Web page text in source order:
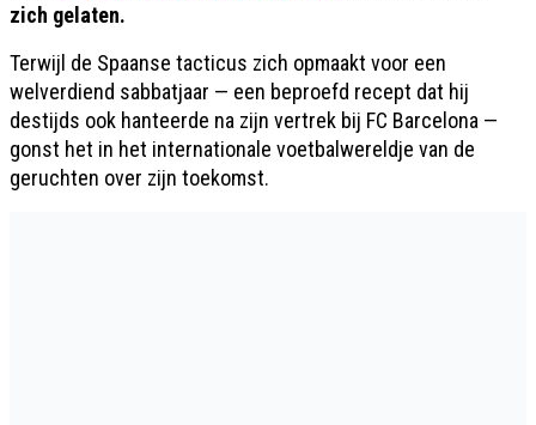
zich gelaten.
Terwijl de Spaanse tacticus zich opmaakt voor een
welverdiend sabbatjaar — een beproefd recept dat hij
destijds ook hanteerde na zijn vertrek bij FC Barcelona —
gonst het in het internationale voetbalwereldje van de
geruchten over zijn toekomst.